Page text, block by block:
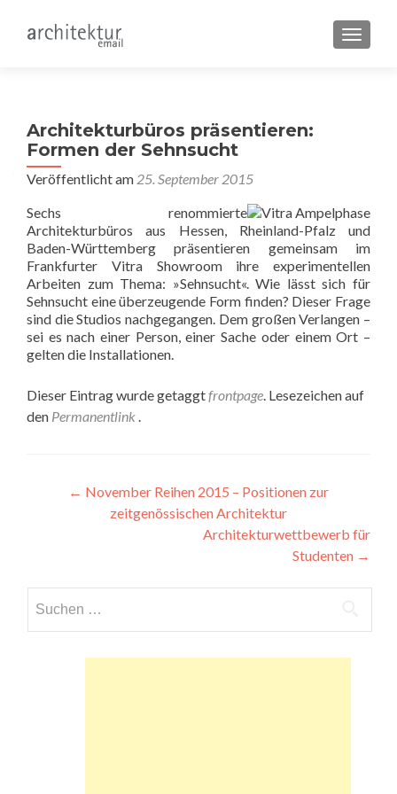
Architekturbüros präsentieren:
Formen der Sehnsucht
Veröffentlicht am 25. September 2015
Sechs renommierte
Architekturbüros aus Hessen, Rheinland-Pfalz und
Baden-Württemberg präsentieren gemeinsam im
Frankfurter Vitra Showroom ihre experimentellen
Arbeiten zum Thema: »Sehnsucht«. Wie lässt sich für
Sehnsucht eine überzeugende Form finden? Dieser Frage
sind die Studios nachgegangen. Dem großen Verlangen –
sei es nach einer Person, einer Sache oder einem Ort –
gelten die Installationen.
Dieser Eintrag wurde getaggtfrontpage. Lesezeichen auf
den Permanentlink .
Beitragsnavigation
← November Reihen 2015 – Positionen zur
zeitgenössischen Architektur
Architekturwettbewerb für
Studenten →
nach: